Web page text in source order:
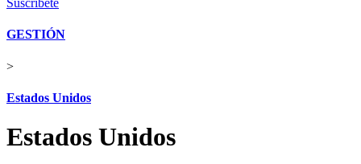
Suscríbete
GESTIÓN
>
Estados Unidos
Estados Unidos